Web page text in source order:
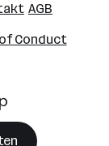
AGB
Conduct